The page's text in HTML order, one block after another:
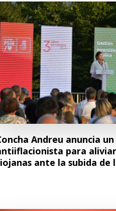
Andreu anuncia
para
ante la subida de